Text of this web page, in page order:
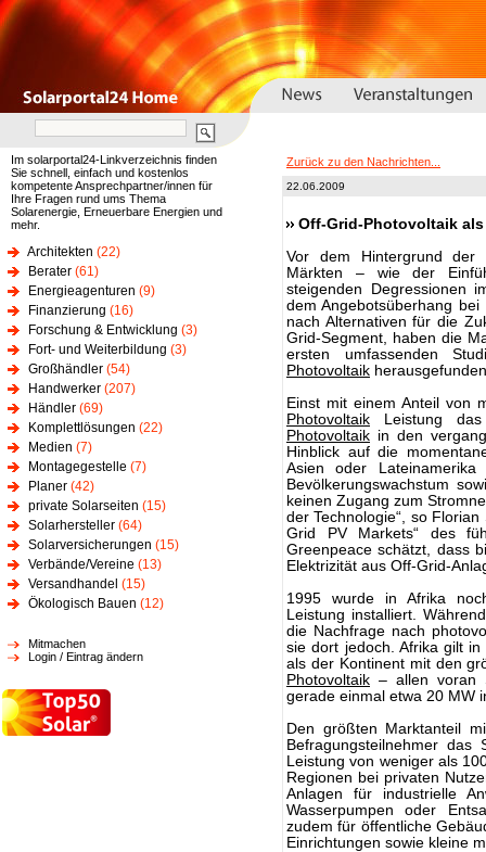
Im solarportal24-Linkverzeichnis finden
Sie schnell, einfach und kostenlos
kompetente Ansprechpartner/innen für
Ihre Fragen rund ums Thema
Solarenergie, Erneuerbare Energien und
mehr.
Architekten (22)
Berater (61)
Energieagenturen (9)
Finanzierung (16)
Forschung & Entwicklung (3)
Fort- und Weiterbildung (3)
Großhändler (54)
Handwerker (207)
Händler (69)
Komplettlösungen (22)
Medien (7)
Montagegestelle (7)
Planer (42)
private Solarseiten (15)
Solarhersteller (64)
Solarversicherungen (15)
Verbände/Vereine (13)
Versandhandel (15)
Ökologisch Bauen (12)
Mitmachen
Login / Eintrag ändern
Zurück zu den Nachrichten...
22.06.2009
Off-Grid-Photovoltaik
Vor dem Hintergrund
Märkten – wie der
steigenden Degressionen
dem Angebotsüberhang
nach Alternativen für die
Grid-Segment, haben die
ersten umfassenden
Photovoltaik
Einst mit einem Anteil von
Photovoltaik Leistung das
Photovoltaik in den
Hinblick auf die
Asien oder
Bevölkerungswachstum
keinen Zugang zum
der Technologie“, so
Grid PV Markets“ des
Greenpeace schätzt, dass
Elektrizität aus Off-Grid-
1995 wurde in Afrika
Leistung installiert.
die Nachfrage nach
sie dort jedoch. Afrika gilt
als der Kontinent mit den
Photovoltaik – allen voran
gerade einmal etwa 20 MW
Den größten Marktanteil
Befragungsteilnehmer
Leistung von weniger als
Regionen bei privaten
Anlagen für industrielle
Wasserpumpen oder
zudem für öffentliche
Einrichtungen sowie kleine